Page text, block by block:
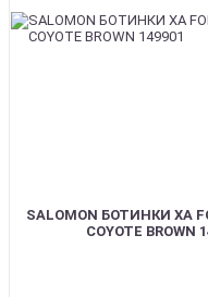
SALOMON БОТИНКИ XA
COYOTE BROWN